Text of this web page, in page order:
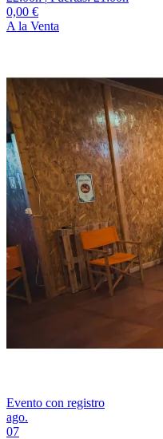
0,00 €
A la Venta
Evento con registro
ago.
07